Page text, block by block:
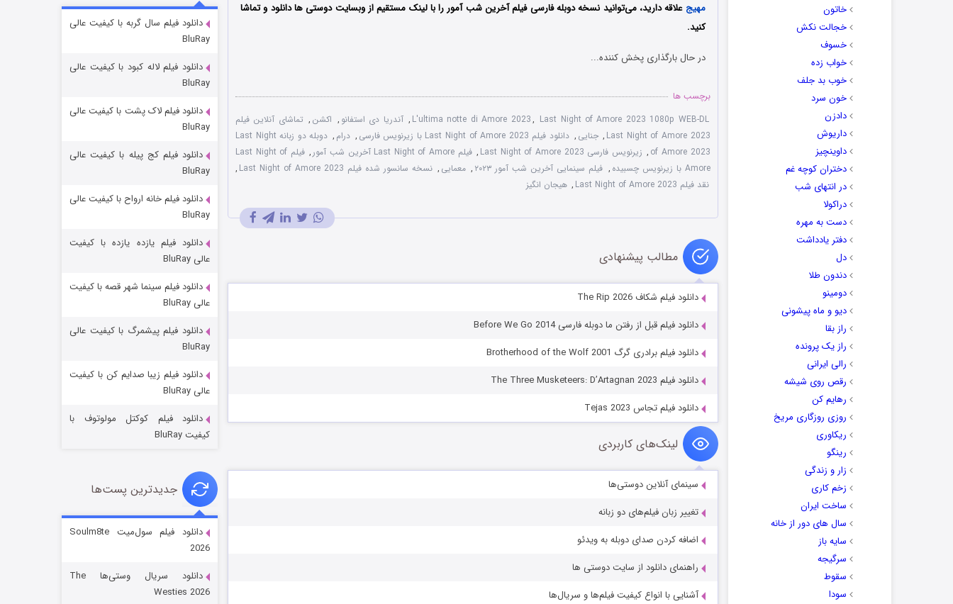
خاتون
خجالت نکش
خسوف
خواب زده
خوب بد جلف
خون سرد
دادزن
داریوش
داوینچیز
دختران کوچه غم
در انتهای شب
دراکولا
دست به مهره
دفتر یادداشت
دل
دندون طلا
دومینو
دیو و ماه پیشونی
راز بقا
راز یک پرونده
رالی ایرانی
رقص روی شیشه
رهایم کن
روزی روزگاری مریخ
ریکاوری
رینگو
زار و زندگی
زخم کاری
ساخت ایران
سال های دور از خانه
سایه باز
سرگیجه
سقوط
سودا
مهیج علاقه دارید، می‌توانید نسخه دوبله فارسی فیلم آخرین شب آمور را با ‌لینک مستقیم از وبسایت دوستی ها دانلود و تماشا
کنید.
در حال بارگذاری پخش کننده...
برچسب ها
L'ultima notte di Amore 2023, Last Night of Amore 2023 1080p WEB-DL
, آندریا دی استفانو , اکشن , تماشای آنلاین فیلم
Last Night of Amore 2023
, جنایی , دانلود فیلم Last Night of Amore 2023 با زیرنویس فارسی , درام ,
دوبله دو زبانه Last Night
of Amore 2023
, زیرنویس فارسی Last Night of Amore 2023 , فیلم Last Night of Amore آخرین شب آمور ,
فیلم Last Night of
Amore با زیرنویس چسبیده
, فیلم سینمایی آخرین شب آمور ۲۰۲۳ , معمایی , نسخه سانسور شده فیلم Last Night of Amore 2023
,
نقد فیلم Last Night of Amore 2023
, هیجان انگیز
مطالب پیشنهادی
دانلود فیلم شکاف The Rip 2026
دانلود فیلم قبل از رفتن ما دوبله فارسی Before We Go 2014
دانلود فیلم برادری گرگ Brotherhood of the Wolf 2001
دانلود فیلم The Three Musketeers: D’Artagnan 2023
دانلود فیلم تجاس Tejas 2023
لینک‌های کاربردی
سینمای آنلاین دوستی‌ها
تغییر زبان فیلم‌های دو زبانه
اضافه کردن صدای دوبله به ویدئو
راهنمای دانلود از سایت دوستی ها
آشنایی با انواع کیفیت فیلم‌ها و سریال‌ها
شوگر فصل ۲
قسمت
خاندان اژدها فصل ۳
جادوگری در مغولستان
قسمت۶ (زیرنویس)
دانلود فیلم سال گربه با کیفیت عالی
BluRay
دانلود فیلم لاله کبود با کیفیت عالی
BluRay
دانلود فیلم لاک پشت با کیفیت عالی
BluRay
دانلود فیلم کج‌ پیله با کیفیت عالی
BluRay
دانلود فیلم خانه ارواح با کیفیت عالی
BluRay
دانلود فیلم یازده یازده با کیفیت
عالی BluRay
دانلود فیلم سینما شهر قصه با کیفیت
عالی BluRay
دانلود فیلم پیشمرگ با کیفیت عالی
BluRay
دانلود فیلم زیبا صدایم کن با کیفیت
عالی BluRay
دانلود فیلم کوکتل مولوتوف با
کیفیت BluRay
جدیدترین پست‌ها
دانلود فیلم سول‌میت Soulm8te
2026
دانلود سریال وستی‌ها The
Westies 2026